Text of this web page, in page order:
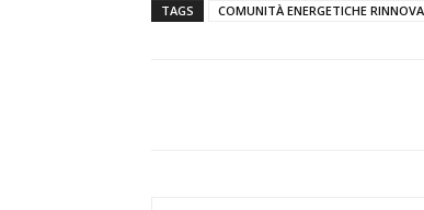
TAGS COMUNITÀ ENERGETICHE